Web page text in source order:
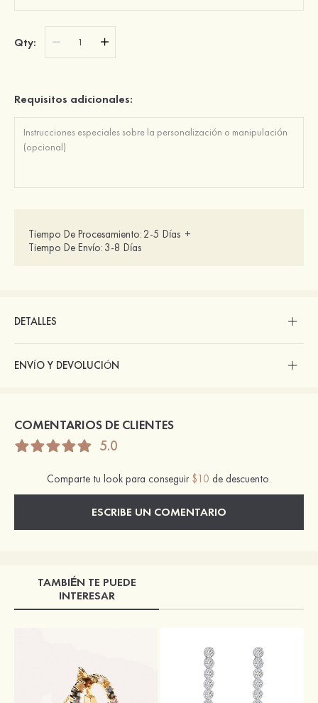
Qty:
Requisitos adicionales:
Tiempo De Procesamiento: 2-5 Días +
Tiempo De Envío: 3-8 Días
DETALLES
ENVÍO Y DEVOLUCIÓN
COMENTARIOS DE CLIENTES
5.0
Comparte tu look para conseguir $10 de descuento.
ESCRIBE UN COMENTARIO
TAMBIÉN TE PUEDE
INTERESAR